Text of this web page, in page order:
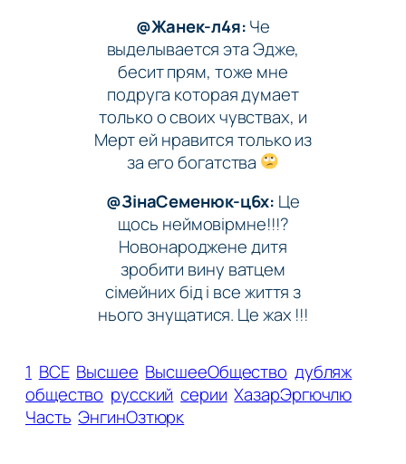
@Жанек-л4я:Че
выделывается эта Эдже,
бесит прям, тоже мне
подруга которая думает
только о своих чувствах, и
Мерт ей нравится только из
за его богатства
@ЗінаСеменюк-ц6х: Це
щось неймовірмне!!!?
Новонароджене дитя
зробити вину ватцем
сімейних бід і все життя з
нього знущатися. Це жах !!!
1 ВСЕ Высшее ВысшееОбщество дубляж
общество русский серии ХазарЭргючлю
Часть ЭнгинОзтюрк